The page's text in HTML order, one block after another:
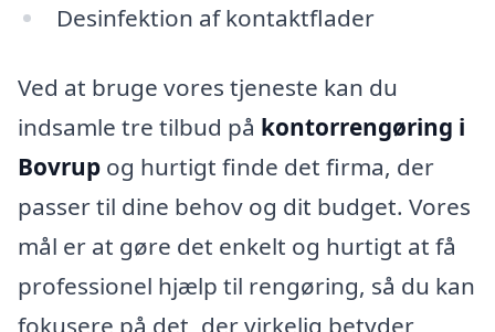
Desinfektion af kontaktflader
Ved at bruge vores tjeneste kan du
indsamle tre tilbud på kontorrengøring i
Bovrup og hurtigt finde det firma, der
passer til dine behov og dit budget. Vores
mål er at gøre det enkelt og hurtigt at få
professionel hjælp til rengøring, så du kan
fokusere på det, der virkelig betyder